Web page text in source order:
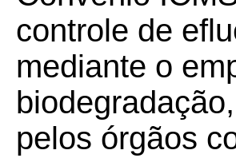
controle de
mediante o
pelos órgãos